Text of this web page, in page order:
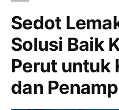
Sedot
Solusi Baik
Perut untuk
dan